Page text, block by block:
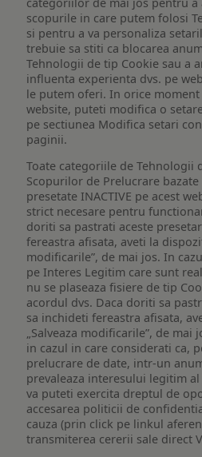
scopurile in care putem folosi
si pentru a va personaliza
trebuie sa stiti ca blocarea
Tehnologii de tip Cookie sau a
influenta experienta dvs. pe
le putem oferi. In orice
website, puteti modifica o
pe sectiunea Modifica setari
paginii.
Toate categoriile de Tehnologii
Scopurilor de Prelucrare
presetate INACTIVE pe acest
strict necesare pentru
doriti sa pastrati aceste
fereastra afisata, aveti la
modificarile”, de mai jos. In
pe Interes Legitim care sunt
nu se plaseaza fisiere de tip
acordul dvs. Daca doriti sa
sa inchideti fereastra afisata,
„Salveaza modificarile”, de mai
in cazul in care considerati ca,
prelucrare de date, intr-un
prevaleaza interesului legitim
va puteti exercita dreptul de
accesarea politicii de
cauza (prin click pe linkul
transmiterea cererii sale direct